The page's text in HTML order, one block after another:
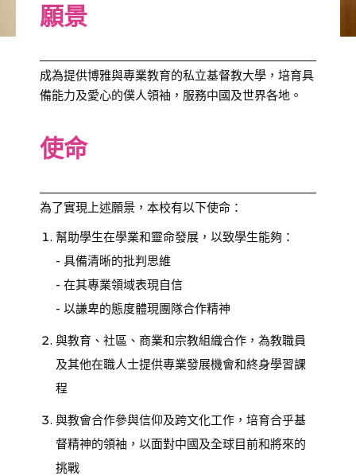
願景
成為提供博雅與專業教育的私立基督教大學，培育具
備能力及愛心的僕人領袖，服務中國及世界各地。
使命
為了實現上述願景，本校有以下使命：
幫助學生在學業和靈命發展，以致學生能夠：
- 具備清晰的批判思維
- 在其專業領域表現自信
- 以謙卑的態度體現團隊合作精神
與教育、社區、商業和宗教組織合作，為教職員
及其他在職人士提供專業發展機會和終身學習課
程
與教會合作參與信仰及跨文化工作，培育合乎基
督精神的領袖，以面對中國及全球目前和將來的
挑戰